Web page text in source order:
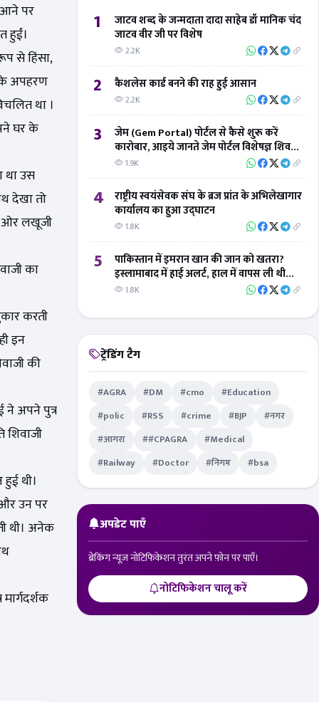
आने पर
हुईं।
से हिंसा,
के अपहरण
था ।
घर के
था उस
देखा तो
ओर लखूजी
का
करती
इन
की
ने अपने पुत्र
शिवाजी
थी।
उन पर
थी। अनेक
1
जाटव शब्द के जन्मदाता दादा साहेब डॉ मानिक चंद
जाटव वीर जी पर विशेष
2.2K
2 कैशलेस कार्ड बनने की राह हुई आसान
2.2K
3
जेम (Gem Portal) पोर्टल से कैसे शुरू करें
कारोबार, आइये जानते जेम पोर्टल विशेषज्ञ शिवम्
तिवारी से
1.9K
4
राष्ट्रीय स्वयंसेवक संघ के ब्रज प्रांत के अभिलेखागार
कार्यालय का हुआ उद्घाटन
1.8K
5
पाकिस्तान में इमरान खान की जान को खतरा?
इस्लामाबाद में हाई अलर्ट, हाल में वापस ली थी
सुरक्षा
1.8K
ट्रेंडिंग टैग
#AGRA #DM #cmo
#Education
#polic
#RSS #crime #BJP
#नगर
#आगरा
##CPAGRA
#Medical
#Railway
#Doctor #निगम #bsa
अपडेट पाएँ
ब्रेकिंग न्यूज़ नोटिफिकेशन तुरंत अपने फ़ोन पर पाएँ।
नोटिफिकेशन चालू करें